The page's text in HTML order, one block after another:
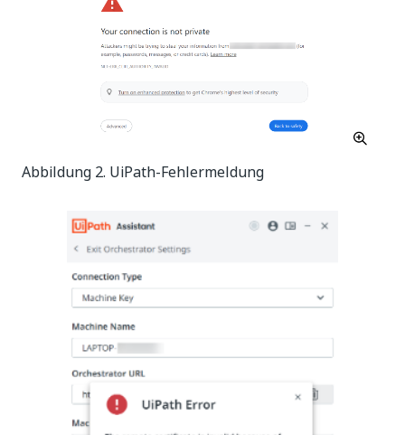
Abbildung 2. UiPath-Fehlermeldung